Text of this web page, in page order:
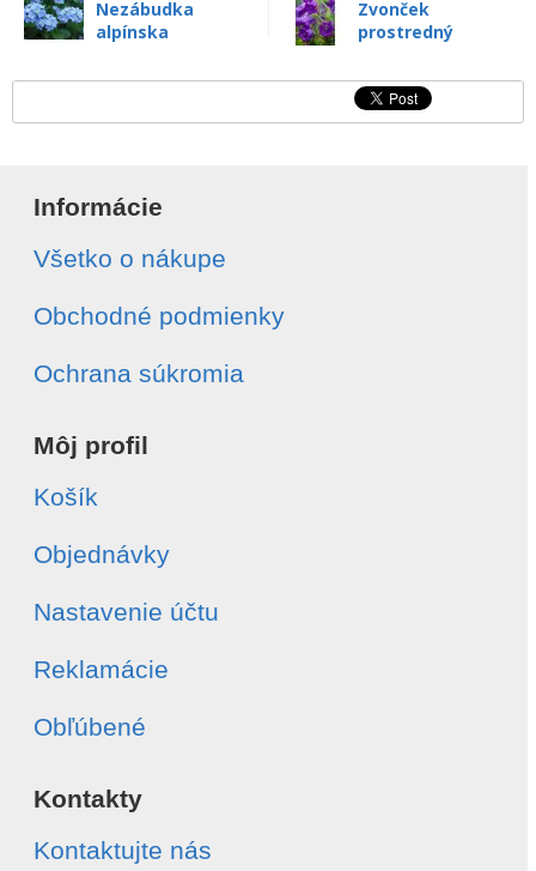
Nezábudka
alpínska
Zvonček
prostredný
Informácie
Všetko o nákupe
Obchodné podmienky
Ochrana súkromia
Môj profil
Košík
Objednávky
Nastavenie účtu
Reklamácie
Obľúbené
Kontakty
Kontaktujte nás